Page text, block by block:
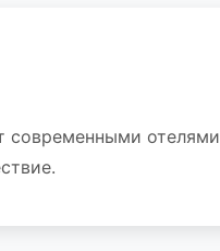
современными отелями